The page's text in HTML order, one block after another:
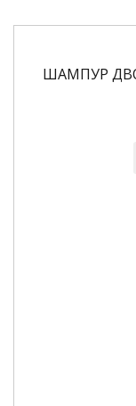
ШАМПУР